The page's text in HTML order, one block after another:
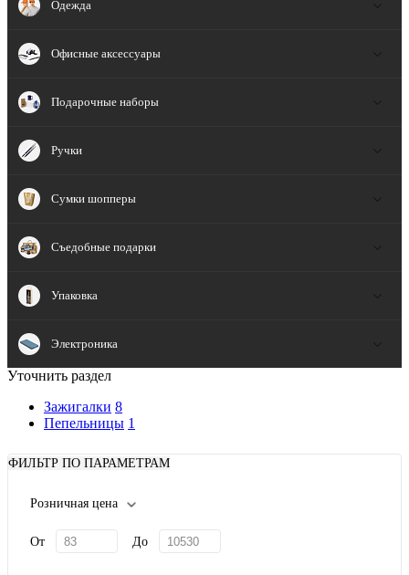
Одежда
Офисные аксессуары
Подарочные наборы
Ручки
Сумки шопперы
Съедобные подарки
Упаковка
Электроника
Уточнить раздел
Зажигалки 8
Пепельницы 1
ФИЛЬТР ПО ПАРАМЕТРАМ
Розничная цена
От До